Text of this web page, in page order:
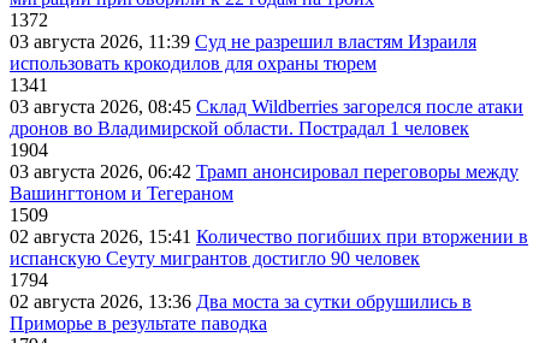
1372
03 августа 2026, 11:39 Суд не разрешил властям Израиля
использовать крокодилов для охраны тюрем
1341
03 августа 2026, 08:45 Склад Wildberries загорелся после атаки
дронов во Владимирской области. Пострадал 1 человек
1904
03 августа 2026, 06:42 Трамп анонсировал переговоры между
Вашингтоном и Тегераном
1509
02 августа 2026, 15:41 Количество погибших при вторжении в
испанскую Сеуту мигрантов достигло 90 человек
1794
02 августа 2026, 13:36 Два моста за сутки обрушились в
Приморье в результате паводка